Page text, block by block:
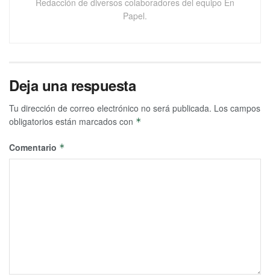
Redacción de diversos colaboradores del equipo En
Papel.
Deja una respuesta
Tu dirección de correo electrónico no será publicada. Los campos
obligatorios están marcados con *
Comentario *